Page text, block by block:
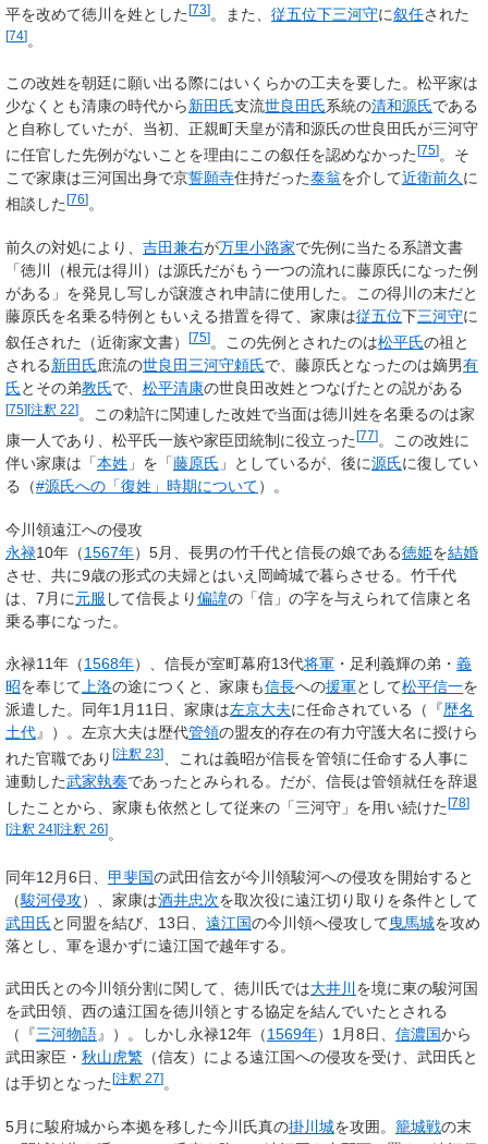
平を改めて徳川を姓とした[73]。また、 従五位下三河守に叙任された
[74]。
この改姓を朝廷に願い出る際にはいくらかの工夫を要した。松平家は
少なくとも清康の時代から新田氏支流世良田氏系統の清和源氏である
と自称していたが、 当初、正親町天皇が清和源氏の世良田氏が三河守
に任官した先例がないことを理由にこの叙任を認めなかった [75]。そ
こで家康は三河国出身で京誓願寺住持だった泰翁を介して近衛前久に
相談した [76]。
前久の対処により、 吉田兼右が万里小路家で先例に当たる系譜文書
「徳川（根元は得川）は源氏だがもう一つの流れに藤原氏になった例
がある」を発見し写しが譲渡され申請に使用した。この得川の末だと
藤原氏を名乗る特例ともいえる措置を得て、家康は従五位下三河守に
叙任された（近衛家文書）
[75]。この先例とされたのは松平氏の祖と
される新田氏庶流の世良田三河守頼氏で、藤原氏となったのは嫡男有
氏とその弟教氏で、 松平清康の世良田改姓とつなげたとの説がある
[75][注釈 22]。この勅許に関連した改姓で当面は徳川姓を名乗るのは家
康一人であり、松平氏一族や家臣団統制に役立った[77]。この改姓に
伴い家康は「本姓 」を「藤原氏 」としているが、後に源氏に復してい
る（#源氏への「復姓」時期について）。
今川領遠江への侵攻
永禄10年（1567年）5月、長男の竹千代と信長の娘である徳姫を結婚
させ、共に9歳の形式の夫婦とはいえ岡崎城で暮らさせる。竹千代
は、7月に元服 して信長より偏諱の「信 」の字を与えられて信康と名
乗る事になった。
永禄11年（1568年）、信長が室町幕府13代将軍 ・足利義輝の弟・ 義
昭を奉じて上洛の途につくと、家康も信長への援軍として松平信一を
派遣した。同年1月11日、家康は左京大夫に任命されている（『歴名
土代』）。左京大夫は歴代管領の盟友的存在の有力守護大名に授けら
れた官職であり [注釈 23]、これは義昭が信長を管領に任命する人事に
連動した武家執奏であったとみられる。だが、信長は管領就任を辞退
したことから、家康も依然として従来の「三河守」を用い続けた [78]
[注釈 24][注釈 26]。
同年12月6日、 甲斐国の武田信玄が今川領駿河への侵攻を開始すると
（駿河侵攻）、家康は酒井忠次を取次役に遠江切り取りを条件として
武田氏と同盟を結び、13日、 遠江国の今川領へ侵攻して曳馬城を攻め
落とし、軍を退かずに遠江国で越年する。
武田氏との今川領分割に関して、徳川氏では大井川 を境に東の駿河国
を武田領、西の遠江国を徳川領とする協定を結んでいたとされる
（『三河物語』）。しかし永禄12年（1569年）1月8日、 信濃国から
武田家臣・ 秋山虎繁 （信友）による遠江国への侵攻を受け、武田氏と
は手切となった [注釈 27]。
5月に駿府城から本拠を移した今川氏真の掛川城を攻囲。 籠城戦の末